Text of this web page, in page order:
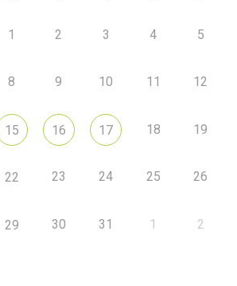
1 2 3 4 5
8 9 10 11 12
15 16 17 18 19
22 23 24 25 26
29 30 31 1 2